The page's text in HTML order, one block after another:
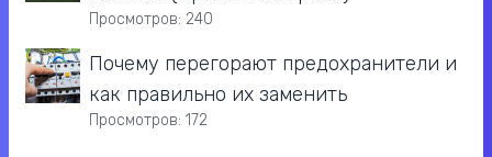
Просмотров: 240
Почему перегорают предохранители и
как правильно их заменить
Просмотров: 172